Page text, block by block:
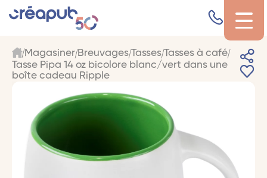
Magasiner Breuvages Tasses Tasses à café
Tasse Pipa 14 oz bicolore blanc/vert dans une
boîte cadeau Ripple